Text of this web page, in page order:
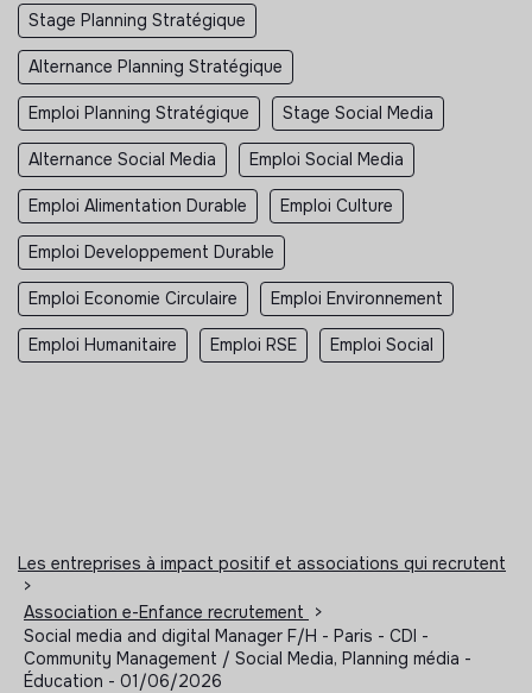
Stage Planning Stratégique
Alternance Planning Stratégique
Emploi Planning Stratégique Stage Social Media
Alternance Social Media Emploi Social Media
Emploi Alimentation Durable Emploi Culture
Emploi Developpement Durable
Emploi Economie Circulaire Emploi Environnement
Emploi Humanitaire Emploi RSE Emploi Social
Les entreprises à impact positif et associations qui recrutent
>
Association e-Enfance recrutement
>
Social media and digital Manager F/H - Paris - CDI -
Community Management / Social Media, Planning média -
Éducation - 01/06/2026